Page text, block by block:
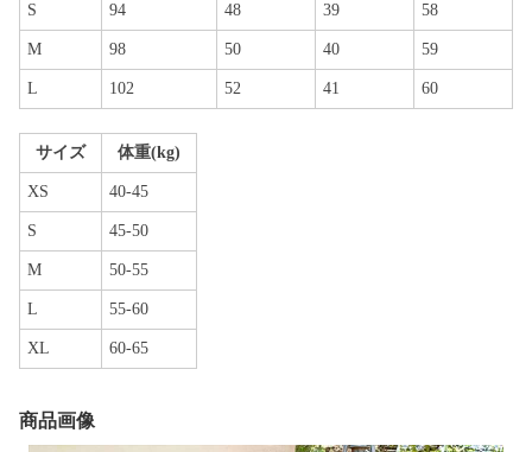
S 94 48 39 58
M 98 50 40 59
L 102 52 41 60
サイズ 体重(kg)
XS 40-45
S 45-50
M 50-55
L 55-60
XL 60-65
商品画像